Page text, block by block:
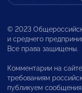
© 2023
и среднего
Все права защищены.
Комментарии на
требованиям
публикуем